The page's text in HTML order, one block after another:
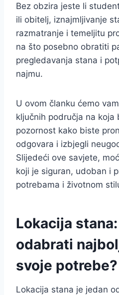
Bez obzira jeste li
ili obitelj, iznajmljivanje
razmatranje i temeljitu
na što posebno obratiti
pregledavanja stana i
najmu.
U ovom članku ćemo
ključnih područja na
pozornost kako biste
odgovara i izbjegli
Slijedeći ove savjete,
koji je siguran, udoban i
potrebama i životnom
Lokacija
odabrati
svoje potrebe?
Lokacija stana je jedan